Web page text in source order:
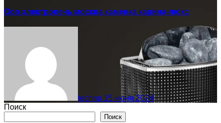
Ооо электропечь москва каменка карина-люкс
techno 15 июня 2024
Поиск
Поиск